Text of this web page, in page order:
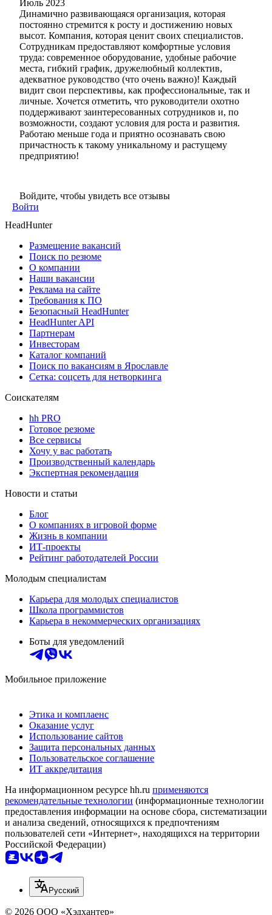
Июль 2023
Динамично развивающаяся организация, которая
постоянно стремится к росту и достижению новых
высот. Компания, которая ценит своих специалистов.
Сотрудникам предоставляют комфортные условия
труда: современное оборудование, удобные рабочие
места, гибкий график, дружелюбный коллектив,
адекватное руководство (что очень важно)! Каждый
видит свои перспективы, как профессиональные, так и
личные. Хочется отметить, что руководители охотно
поддерживают заинтересованных сотрудников и, по
возможности, создают условия для роста и развития.
Работаю меньше года и приятно осознавать свою
причастность к такому уникальному и растущему
предприятию!
Войдите, чтобы увидеть все отзывы
Войти
HeadHunter
Размещение вакансий
Поиск по резюме
О компании
Наши вакансии
Реклама на сайте
Требования к ПО
Безопасный HeadHunter
HeadHunter API
Партнерам
Инвесторам
Каталог компаний
Поиск по вакансиям в Ярославле
Сетка: соцсеть для нетворкинга
Соискателям
hh PRO
Готовое резюме
Все сервисы
Хочу у вас работать
Производственный календарь
Экспертная рекомендация
Новости и статьи
Блог
О компаниях в игровой форме
Жизнь в компании
ИТ-проекты
Рейтинг работодателей России
Молодым специалистам
Карьера для молодых специалистов
Школа программистов
Карьера в некоммерческих организациях
Боты для уведомлений
Мобильное приложение
Этика и комплаенс
Оказание услуг
Использование сайтов
Защита персональных данных
Пользовательское соглашение
ИТ аккредитация
На информационном ресурсе hh.ru применяются
рекомендательные технологии (информационные технологии
предоставления информации на основе сбора, систематизации
и анализа сведений, относящихся к предпочтениям
пользователей сети «Интернет», находящихся на территории
Российской Федерации)
Русский
© 2026 ООО «Хэдхантер»